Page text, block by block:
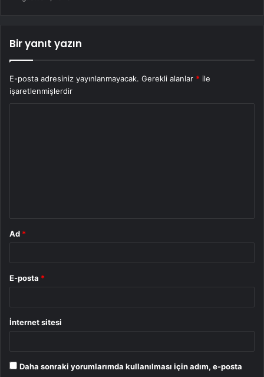
Bir yanıt yazın
E-posta adresiniz yayınlanmayacak. Gerekli alanlar * ile
işaretlenmişlerdir
Ad *
E-posta *
İnternet sitesi
Daha sonraki yorumlarımda kullanılması için adım, e-posta